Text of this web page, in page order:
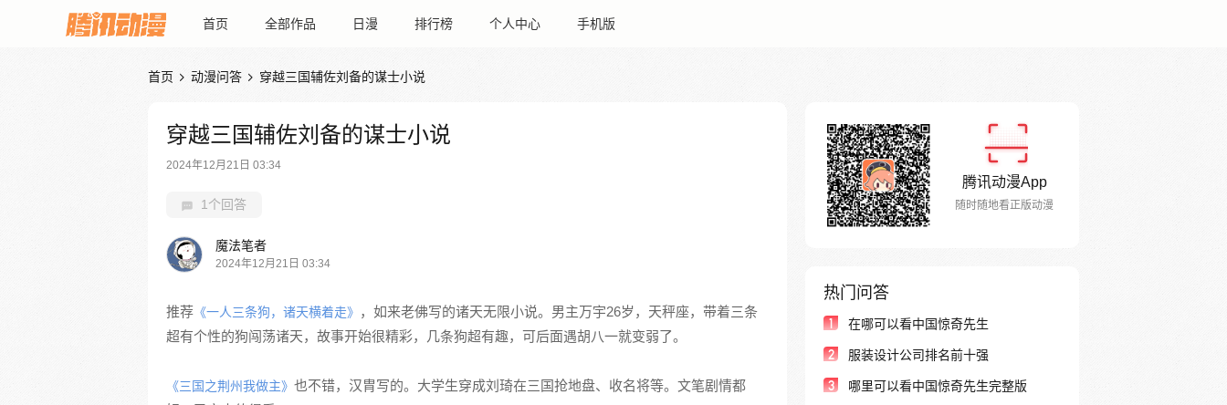
首页 全部作品 日漫 排行榜 个人中心 手机版
首页  动漫问答  穿越三国辅佐刘备的谋士小说
穿越三国辅佐刘备的谋士小说
2024年12月21日 03:34
1个回答
魔法笔者
2024年12月21日 03:34
推荐 《一人三条狗，诸天横着走》 ，如来老佛写的诸天无限小说。男主万宇26岁，天秤座，带着三条
超有个性的狗闯荡诸天，故事开始很精彩，几条狗超有趣，可后面遇胡八一就变弱了。
《三国之荆州我做主》 也不错，汉胄写的。大学生穿成刘琦在三国抢地盘、收名将等。文笔剧情都
腾讯动漫App
随时随地看正版动漫
热门问答
1 在哪可以看中国惊奇先生
2 服装设计公司排名前十强
3 哪里可以看中国惊奇先生完整版